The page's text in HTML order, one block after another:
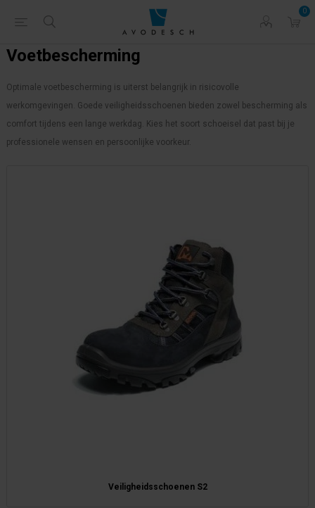
0
Voetbescherming
Optimale voetbescherming is uiterst belangrijk in risicovolle
werkomgevingen. Goede veiligheidsschoenen bieden zowel bescherming als
comfort tijdens een lange werkdag. Kies het soort schoeisel dat past bij je
professionele wensen en persoonlijke voorkeur.
Veiligheidsschoenen S2